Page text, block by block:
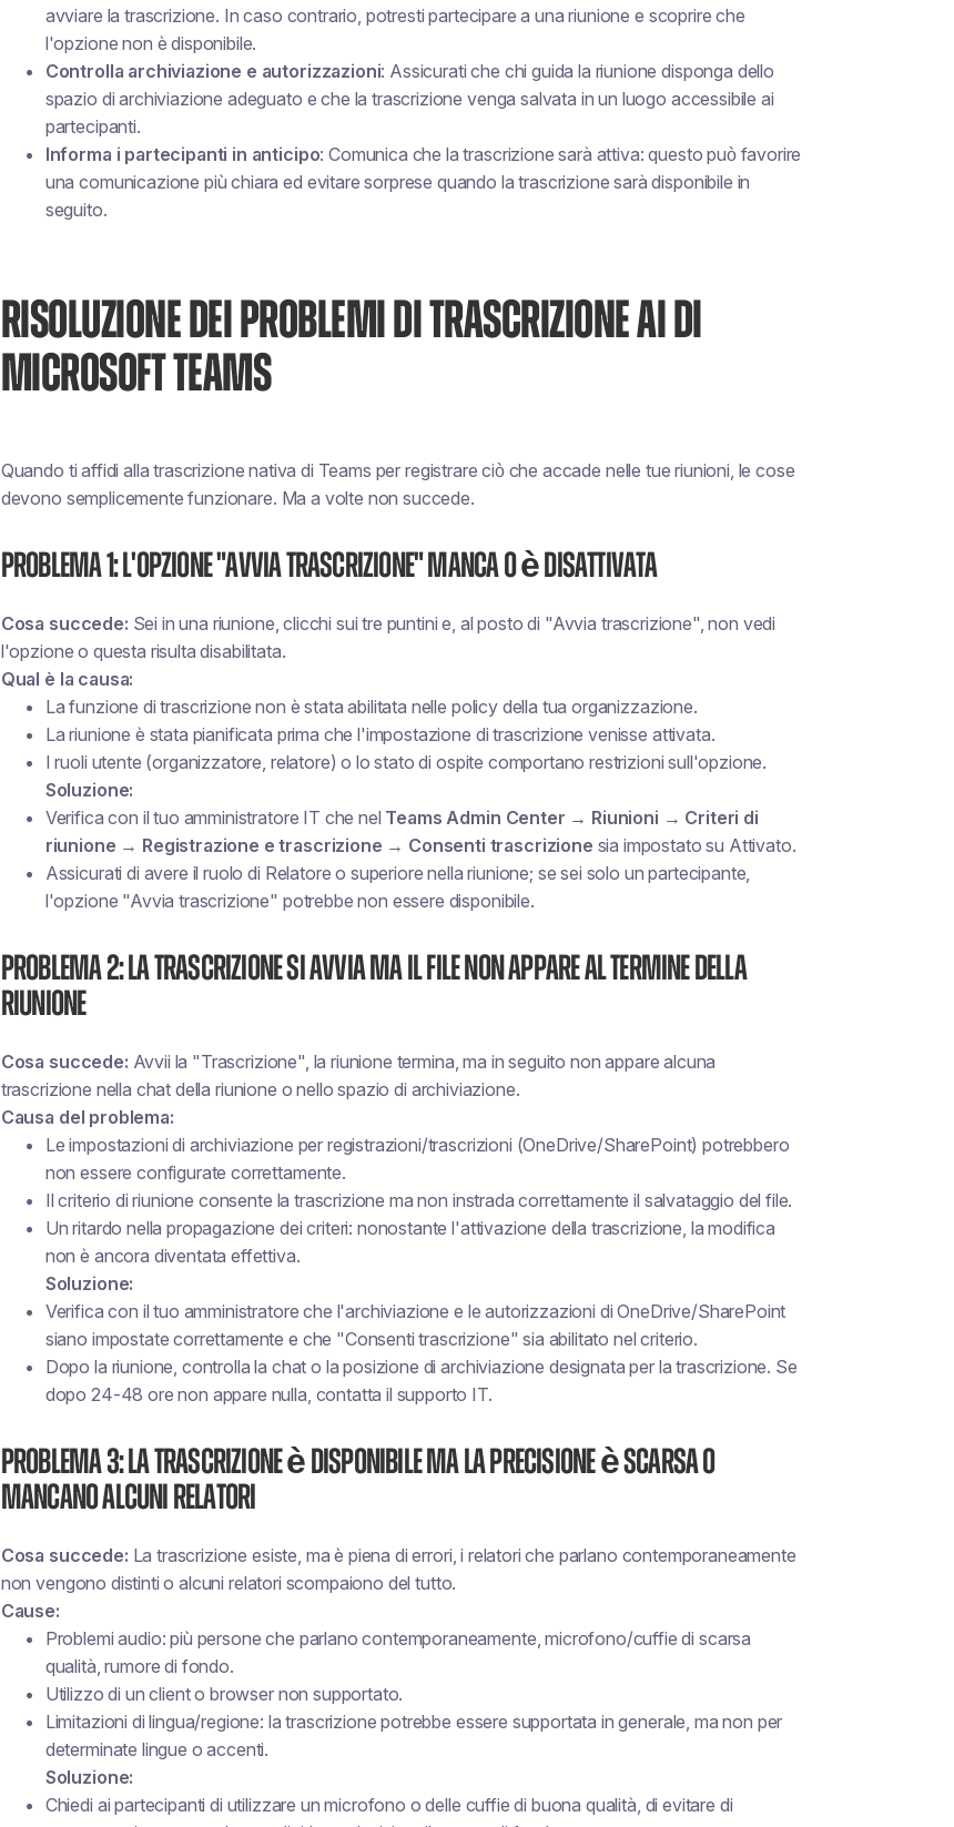
avviare la trascrizione. In caso contrario, potresti partecipare a una riunione e scoprire che
l'opzione non è disponibile.
Controlla archiviazione e autorizzazioni: Assicurati che chi guida la riunione disponga dello
spazio di archiviazione adeguato e che la trascrizione venga salvata in un luogo accessibile ai
partecipanti.
Informa i partecipanti in anticipo: Comunica che la trascrizione sarà attiva: questo può favorire
una comunicazione più chiara ed evitare sorprese quando la trascrizione sarà disponibile in
seguito.
RISOLUZIONE DEI PROBLEMI DI TRASCRIZIONE AI DI
MICROSOFT TEAMS
Quando ti affidi alla trascrizione nativa di Teams per registrare ciò che accade nelle tue riunioni, le cose
devono semplicemente funzionare. Ma a volte non succede.
Problema 1: L'opzione "Avvia trascrizione" manca o è disattivata
Cosa succede: Sei in una riunione, clicchi sui tre puntini e, al posto di "Avvia trascrizione", non vedi
l'opzione o questa risulta disabilitata.
Qual è la causa:
La funzione di trascrizione non è stata abilitata nelle policy della tua organizzazione.
La riunione è stata pianificata prima che l'impostazione di trascrizione venisse attivata.
I ruoli utente (organizzatore, relatore) o lo stato di ospite comportano restrizioni sull'opzione.
Soluzione:
Verifica con il tuo amministratore IT che nel Teams Admin Center → Riunioni → Criteri di
riunione → Registrazione e trascrizione → Consenti trascrizione sia impostato su Attivato.
Assicurati di avere il ruolo di Relatore o superiore nella riunione; se sei solo un partecipante,
l'opzione "Avvia trascrizione" potrebbe non essere disponibile.
Problema 2: La trascrizione si avvia ma il file non appare al termine della
riunione
Cosa succede: Avvii la "Trascrizione", la riunione termina, ma in seguito non appare alcuna
trascrizione nella chat della riunione o nello spazio di archiviazione.
Causa del problema:
Le impostazioni di archiviazione per registrazioni/trascrizioni (OneDrive/SharePoint) potrebbero
non essere configurate correttamente.
Il criterio di riunione consente la trascrizione ma non instrada correttamente il salvataggio del file.
Un ritardo nella propagazione dei criteri: nonostante l'attivazione della trascrizione, la modifica
non è ancora diventata effettiva.
Soluzione:
Verifica con il tuo amministratore che l'archiviazione e le autorizzazioni di OneDrive/SharePoint
siano impostate correttamente e che "Consenti trascrizione" sia abilitato nel criterio.
Dopo la riunione, controlla la chat o la posizione di archiviazione designata per la trascrizione. Se
dopo 24-48 ore non appare nulla, contatta il supporto IT.
Problema 3: La trascrizione è disponibile ma la precisione è scarsa o
mancano alcuni relatori
Cosa succede: La trascrizione esiste, ma è piena di errori, i relatori che parlano contemporaneamente
non vengono distinti o alcuni relatori scompaiono del tutto.
Cause:
Problemi audio: più persone che parlano contemporaneamente, microfono/cuffie di scarsa
qualità, rumore di fondo.
Utilizzo di un client o browser non supportato.
Limitazioni di lingua/regione: la trascrizione potrebbe essere supportata in generale, ma non per
determinate lingue o accenti.
Soluzione:
Chiedi ai partecipanti di utilizzare un microfono o delle cuffie di buona qualità, di evitare di